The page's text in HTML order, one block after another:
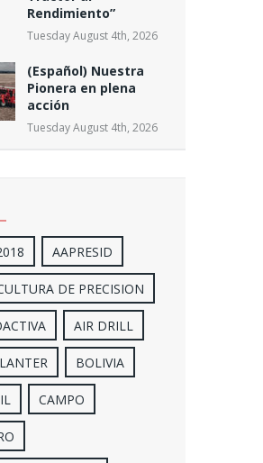
Rendimiento”
Tuesday August 4th, 2026
(Español) Nuestra
Pionera en plena
acción
Tuesday August 4th, 2026
AAPRESID
DE PRECISION
AIR DRILL
BOLIVIA
CAMPO